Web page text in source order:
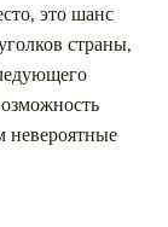
это шанс
страны,
невероятные